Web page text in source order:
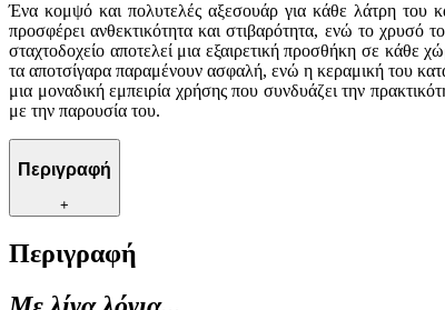
Ένα κομψό και πολυτελές αξεσουάρ για κάθε λάτρη του
προσφέρει ανθεκτικότητα και στιβαρότητα, ενώ το χρυσό
σταχτοδοχείο αποτελεί μια εξαιρετική προσθήκη σε κάθε
τα αποτσίγαρα παραμένουν ασφαλή, ενώ η κεραμική του
μια μοναδική εμπειρία χρήσης που συνδυάζει την
με την παρουσία του.
Περιγραφή
+
Περιγραφή